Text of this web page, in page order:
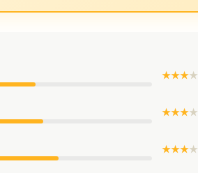
★ ★ ★★
★ ★ ★★
★ ★ ★★